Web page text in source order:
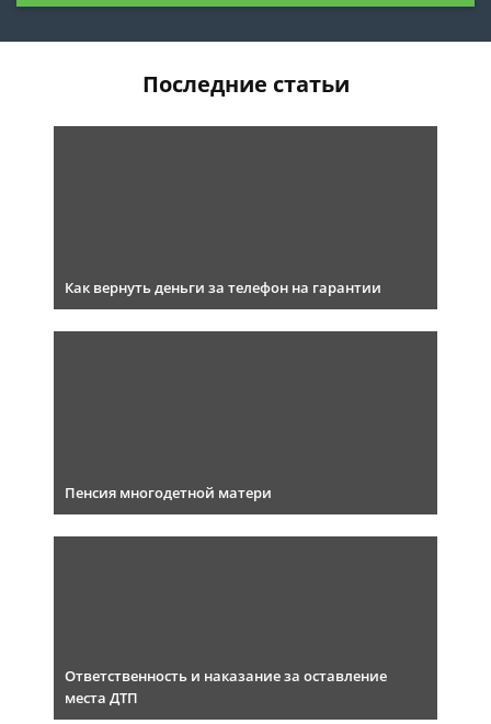
Последние статьи
Как вернуть деньги за телефон на гарантии
Пенсия многодетной матери
Ответственность и наказание за оставление
места ДТП